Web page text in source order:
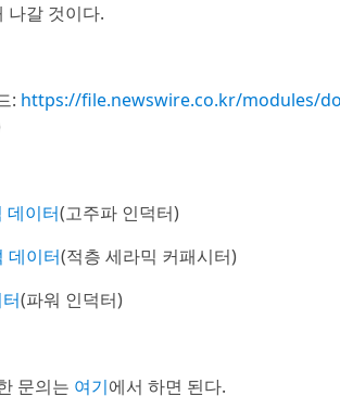
나갈 것이다.
: https://file.newswire.co.kr/modules/
데이터(고주파 인덕터)
데이터(적층 세라믹 커패시터)
(파워 인덕터)
문의는 여기에서 하면 된다.